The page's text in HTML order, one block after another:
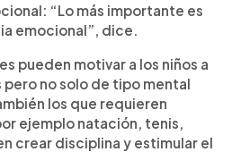
“Lo más importante es
emocional”, dice.
pueden motivar a los niños a
no solo de tipo mental
los que requieren
ejemplo natación, tenis,
crear disciplina y estimular el